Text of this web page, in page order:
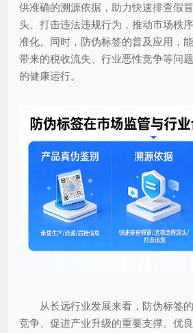
供准确的溯源依据，助力快速排查假
头、打击违法违规行为，推动市场秩
准化。同时，防伪标签的普及应用，
带来的税收流失、行业恶性竞争等问
的健康运行。
从长远行业发展来看，防伪标签的
竞争、促进产业升级的重要支撑。优